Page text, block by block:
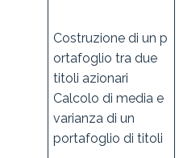
Costruzione di un p
ortafoglio tra due
titoli azionari
Calcolo di media e
varianza di un
portafoglio di titoli